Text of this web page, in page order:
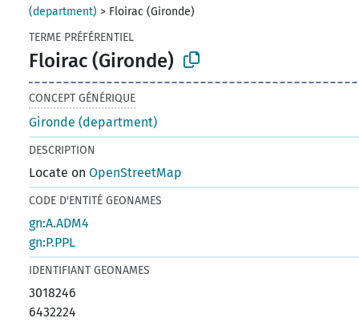
(department) > Floirac (Gironde)
TERME PRÉFÉRENTIEL
Floirac (Gironde)
CONCEPT GÉNÉRIQUE
Gironde (department)
DESCRIPTION
Locate onOpenStreetMap
CODE D'ENTITÉ GEONAMES
gn:A.ADM4
gn:P.PPL
IDENTIFIANT GEONAMES
3018246
6432224